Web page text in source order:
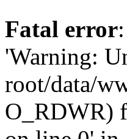
Fatal error
'Warning:
root/data/
O_RDWR)